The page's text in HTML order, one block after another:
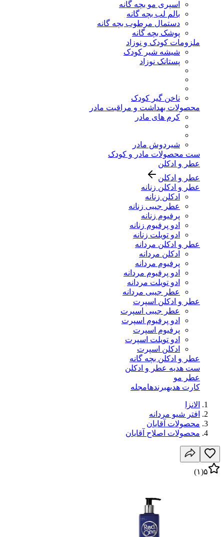
اسپری مو بچه گانه
بالم لب بچه گانه
دستمال مرطوب بچه گانه
پوشک بچه گانه
ملزومات کودک و نوزاد
شیشه شیر کودک
پستانک نوزاد
ناخن گیر کودک
محصولات بهداشت و مراقبت مادر
کرم های مادر
شیردوش مادر
ست محصولات مادر و کودک
عطر و ادکلن
عطر و ادکلن
عطر و ادکلن زنانه
ادکلن زنانه
عطر جیبی زنانه
پرفیوم زنانه
ادو پرفیوم زنانه
ادو تویلت زنانه
عطر و ادکلن مردانه
ادکلن مردانه
پرفیوم مردانه
ادو پرفیوم مردانه
ادو تویلت مردانه
عطر جیبی مردانه
عطر و ادکلن اسپرت
عطر جیبی اسپرت
ادو پرفیوم اسپرت
پرفیوم اسپرت
ادو تویلت اسپرت
ادکلن اسپرت
عطر و ادکلن بچه گانه
ست هدیه عطر و ادکلن
عطر مو
کارت هدیهبرندهامجله
الانزا
افتر شیو مردانه
محصولات آقایان
محصولات اصلاح آقایان
۵(۱)